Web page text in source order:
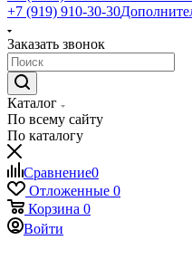
+7 (919) 910-30-30
Заказать звонок
Каталог
По всему сайту
По каталогу
Сравнение0
Отложенные 0
Корзина 0
Войти